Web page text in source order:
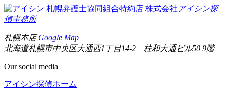
札幌弁護士協同組合特約店 株式会社 アイシン探
偵事務所
札幌本店Google Map
北海道札幌市中央区大通西1丁目14-2 桂和大通ビル50 9階
Our social media
アイシン探偵ホーム